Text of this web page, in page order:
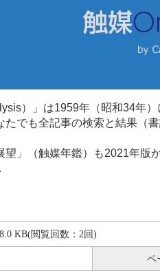
）」は1959年（昭和34年
たでも全記事の検索と結果（
望」（触媒年鑑）も2021年
KB(閲覧回数：2回)
ペ